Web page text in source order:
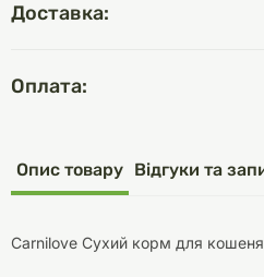
Доставка:
Оплата:
Опис товару Відгуки та
Carnilove Сухий корм для